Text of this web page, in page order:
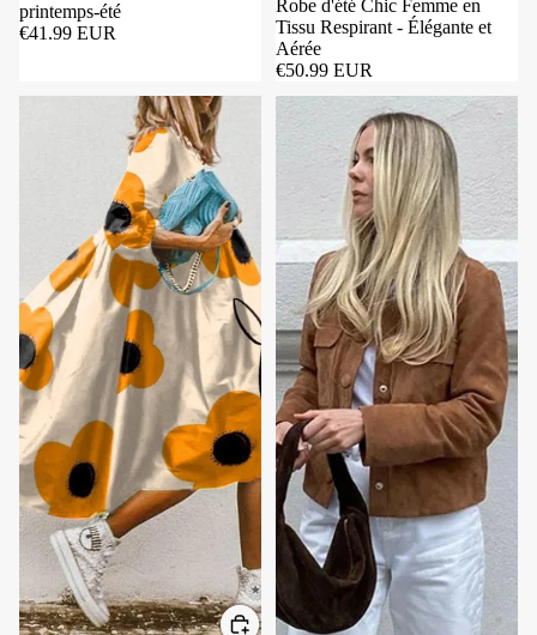
printemps-été
€41.99 EUR
Robe d'été Chic Femme en
Tissu Respirant - Élégante et
Aérée
€50.99 EUR
Robe d'été élégante pour femme en tissu léger et respirant - Style
La Veste en Daim Luxe